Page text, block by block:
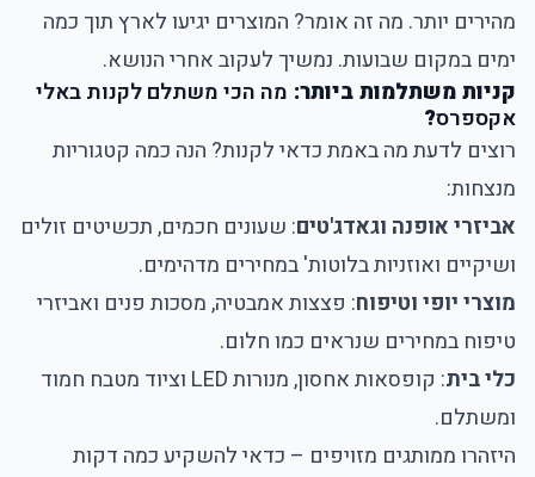
מהירים יותר. מה זה אומר? המוצרים יגיעו לארץ תוך כמה
ימים במקום שבועות. נמשיך לעקוב אחרי הנושא.
קניות משתלמות ביותר: מה הכי משתלם לקנות באלי
אקספרס?
רוצים לדעת מה באמת כדאי לקנות? הנה כמה קטגוריות
מנצחות:
אביזרי אופנה וגאדג'טים: שעונים חכמים, תכשיטים זולים
ושיקיים ואוזניות בלוטות' במחירים מדהימים.
מוצרי יופי וטיפוח: פצצות אמבטיה, מסכות פנים ואביזרי
טיפוח במחירים שנראים כמו חלום.
כלי בית
: קופסאות אחסון, מנורות LED וציוד מטבח חמוד
ומשתלם.
היזהרו ממותגים מזויפים – כדאי להשקיע כמה דקות